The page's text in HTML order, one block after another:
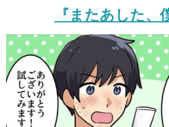
『またあした、